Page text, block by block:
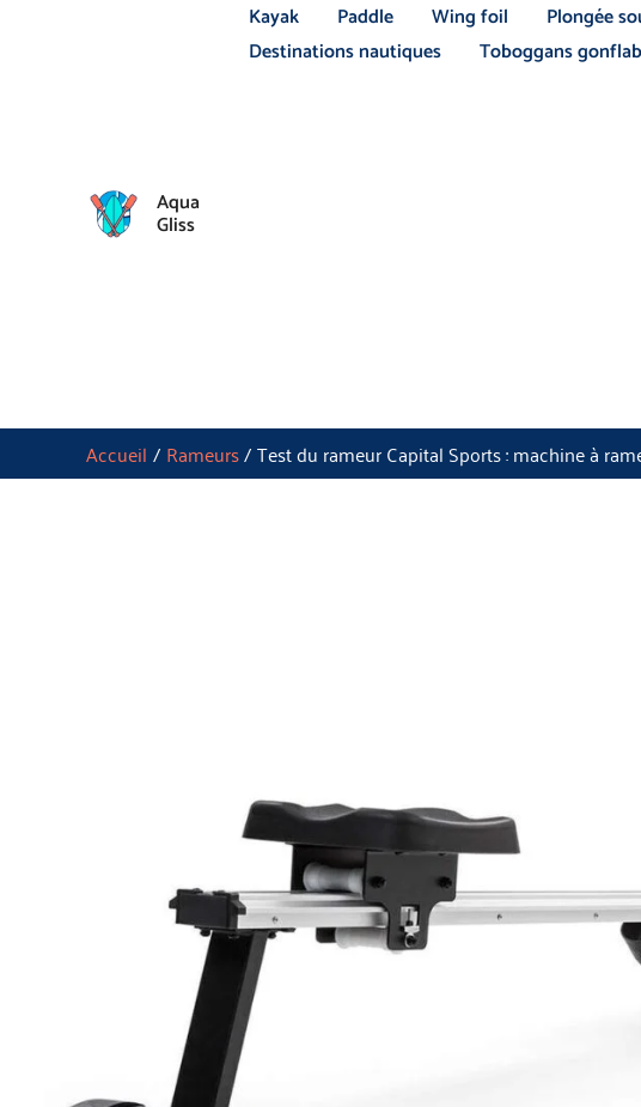
Aqua
Gliss
Kayak Paddle Wing foil Plongée
Destinations nautiques
Toboggans
Accueil Rameurs Test du rameur Capital Sports : machine à